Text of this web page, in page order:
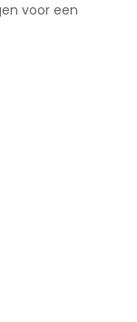
voor een